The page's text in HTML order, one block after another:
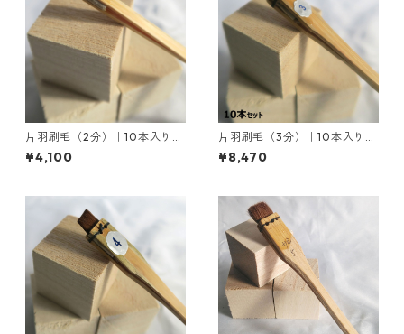
片羽刷毛（2分）｜10本入り｜
お取り寄せ商品
¥4,100
片羽刷毛（3分）｜10本入り｜
お取り寄せ商品
¥8,470